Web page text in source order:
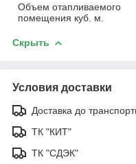
Объем отапливаемого
помещения куб. м.
Скрыть
Условия доставки
Доставка до
ТК "КИТ"
ТК "СДЭК"